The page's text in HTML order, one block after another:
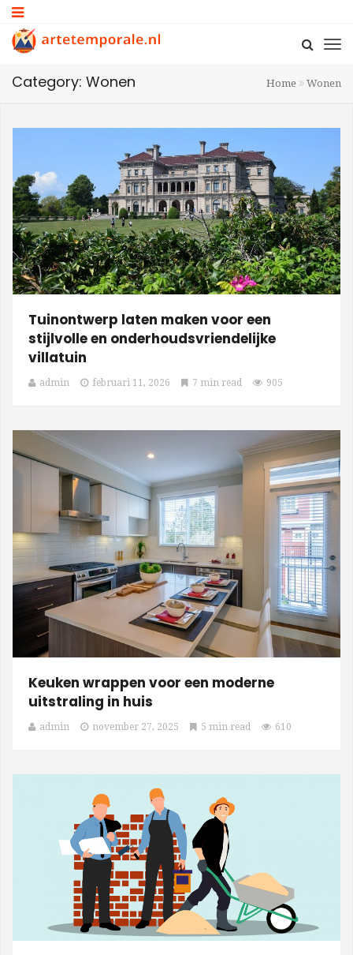
Category: Wonen Home Wonen
Tuinontwerp laten maken voor een
stijlvolle en onderhoudsvriendelijke
villatuin
admin februari 11, 2026 7 min read 905
Keuken wrappen voor een moderne
uitstraling in huis
admin november 27, 2025 5 min read 610